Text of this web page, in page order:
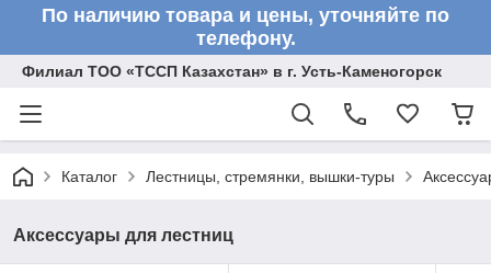
По наличию товара и цены, уточняйте по
телефону.
Филиал ТОО «ТССП Казахстан» в г. Усть-Каменогорск
Каталог Лестницы, стремянки, вышки-туры
Аксессуары для лестниц